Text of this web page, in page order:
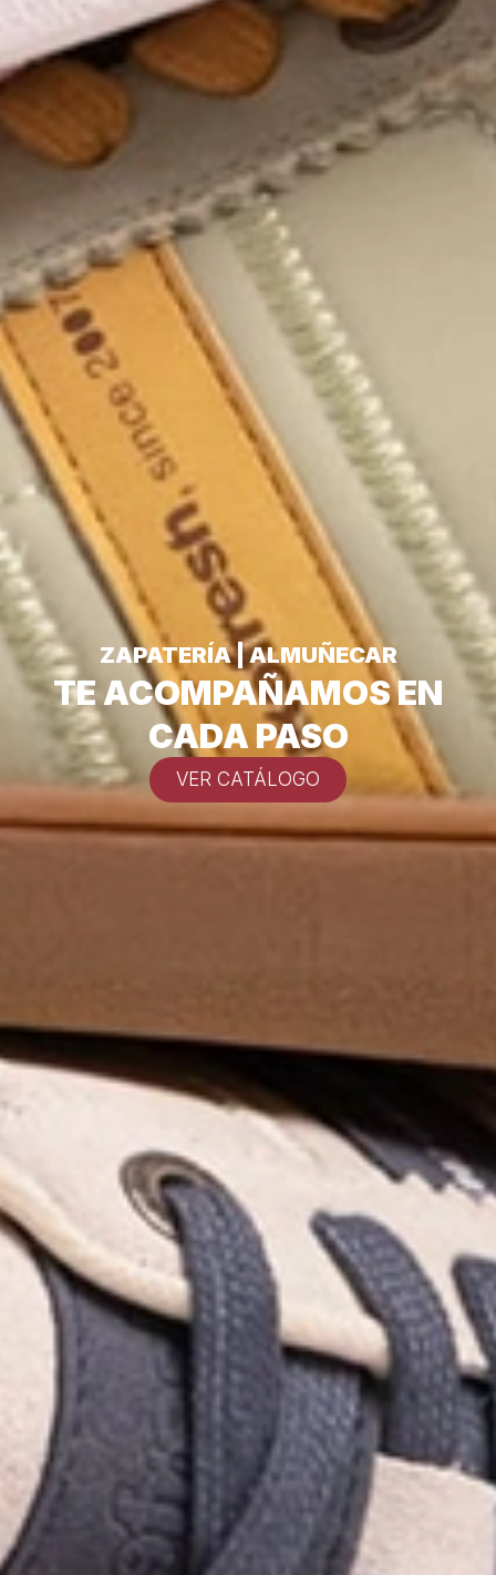
ZAPATERÍA | ALMUÑECAR
TE ACOMPAÑAMOS EN
CADA PASO
VER CATÁLOGO